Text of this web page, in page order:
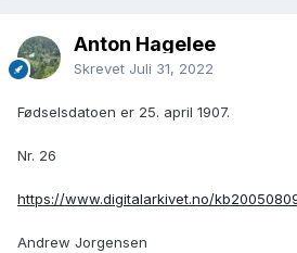
Anton Hagelee
Skrevet Juli 31, 2022
Fødselsdatoen er 25. april 1907.
Nr. 26
https://www.digitalarkivet.no/
Andrew Jorgensen